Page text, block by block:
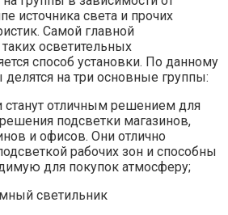
источника света и прочих
Самой главной
осветительных
способ установки. По данному
на три основные группы:
станут отличным решением для
подсветки магазинов,
и офисов. Они отлично
рабочих зон и способны
для покупок атмосферу;